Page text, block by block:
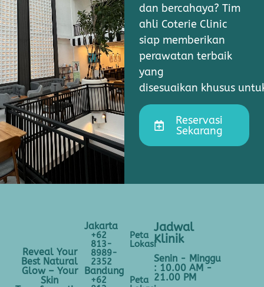
dan bercahaya? Tim
ahli Coterie Clinic
siap memberikan
perawatan terbaik
yang
disesuaikan khusus
Reservasi
Sekarang
Reveal Your
Best Natural
Glow – Your
Skin
Jakarta
+62
813-
8989-
2352
Peta
Lokasi
Bandung
+62
Peta
Jadwal
Klinik
Senin - Minggu
: 10.00 AM -
21.00 PM